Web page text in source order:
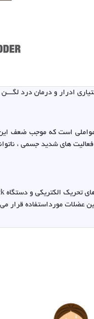
ادرار و درمان درد لگـــن
است که موجب ضعف
های شدید جسمی ،
عضلات مورداستفاده قرار